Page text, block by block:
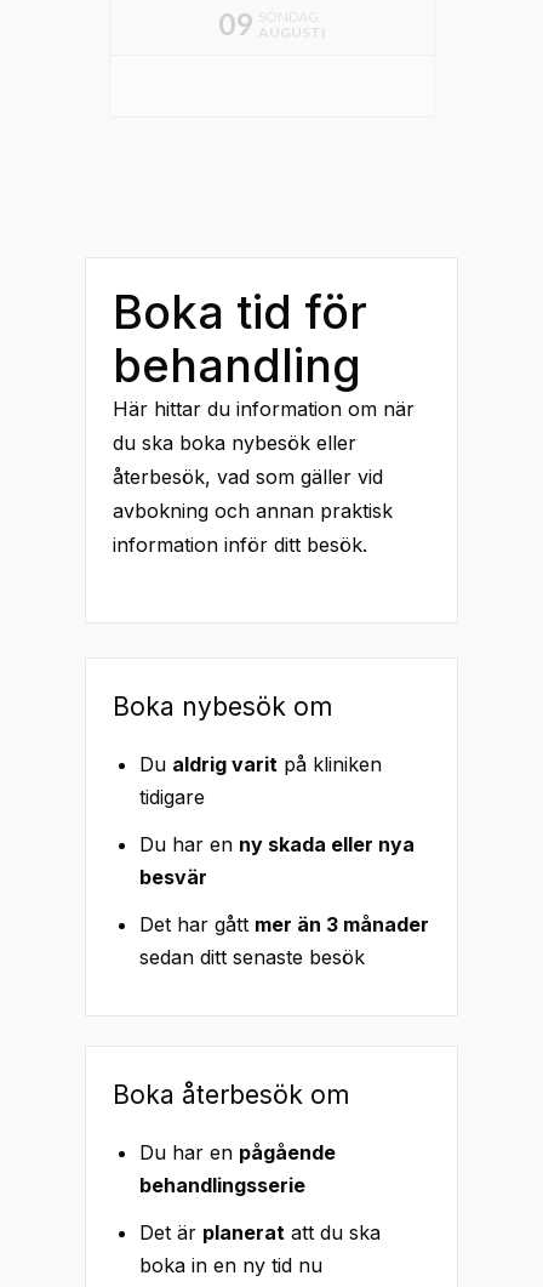
09 SÖNDAG
AUGUSTI
Boka tid för
behandling
Här hittar du information om när
du ska boka nybesök eller
återbesök, vad som gäller vid
avbokning och annan praktisk
information inför ditt besök.
Boka nybesök om
Du aldrig varit på kliniken
tidigare
Du har en ny skada eller nya
besvär
Det har gått mer än 3 månader
sedan ditt senaste besök
Boka återbesök om
Du har en pågående
behandlingsserie
Det är planerat att du ska
boka in en ny tid nu